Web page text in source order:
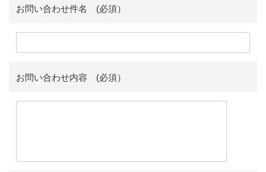
お問い合わせ件名 (必須）
お問い合わせ内容 (必須）